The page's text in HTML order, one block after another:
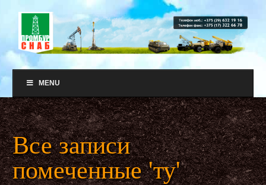
MENU
Все записи
помеченные 'ту'